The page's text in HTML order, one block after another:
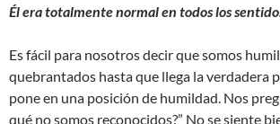
Él era totalmente normal en todos los
Es fácil para nosotros decir que somos
quebrantados hasta que llega la verdadera
pone en una posición de humildad. Nos
qué no somos reconocidos?” No se siente